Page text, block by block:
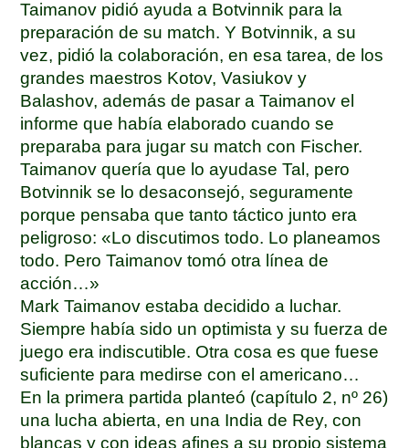
Taimanov pidió ayuda a Botvinnik para la
preparación de su match. Y Botvinnik, a su
vez, pidió la colaboración, en esa tarea, de los
grandes maestros Kotov, Vasiukov y
Balashov, además de pasar a Taimanov el
informe que había elaborado cuando se
preparaba para jugar su match con Fischer.
Taimanov quería que lo ayudase Tal, pero
Botvinnik se lo desaconsejó, seguramente
porque pensaba que tanto táctico junto era
peligroso: «Lo discutimos todo. Lo planeamos
todo. Pero Taimanov tomó otra línea de
acción…»
Mark Taimanov estaba decidido a luchar.
Siempre había sido un optimista y su fuerza de
juego era indiscutible. Otra cosa es que fuese
suficiente para medirse con el americano…
En la primera partida planteó (capítulo 2, nº 26)
una lucha abierta, en una India de Rey, con
blancas y con ideas afines a su propio sistema